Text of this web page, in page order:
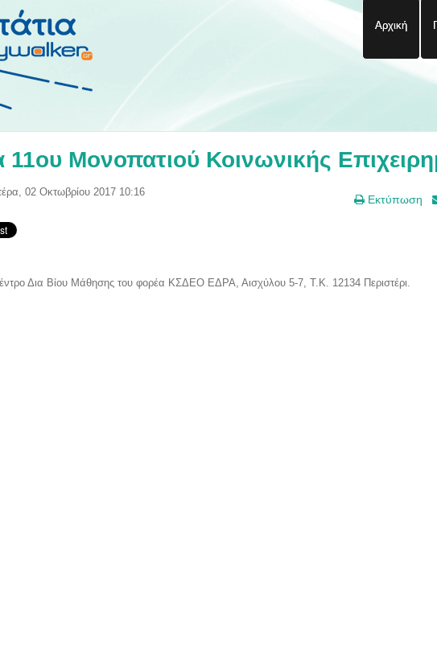
Αρχική
11ου Μονοπατιού Κοινωνικής
Εκτύπωση
02 Οκτωβρίου 2017 10:16
Δια Βίου Μάθησης του φορέα ΚΣΔΕΟ ΕΔΡΑ, Αισχύλου 5-7, Τ.Κ. 12134 Περιστέρι.